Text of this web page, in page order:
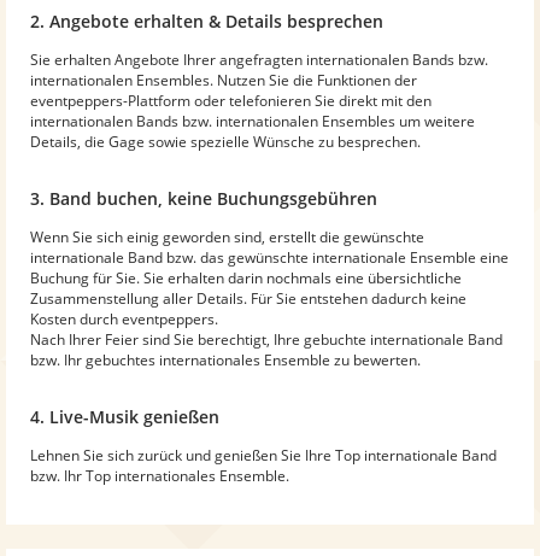
2. Angebote erhalten & Details besprechen
Sie erhalten Angebote Ihrer angefragten internationalen Bands bzw.
internationalen Ensembles. Nutzen Sie die Funktionen der
eventpeppers-Plattform oder telefonieren Sie direkt mit den
internationalen Bands bzw. internationalen Ensembles um weitere
Details, die Gage sowie spezielle Wünsche zu besprechen.
3. Band buchen, keine Buchungsgebühren
Wenn Sie sich einig geworden sind, erstellt die gewünschte
internationale Band bzw. das gewünschte internationale Ensemble eine
Buchung für Sie. Sie erhalten darin nochmals eine übersichtliche
Zusammenstellung aller Details. Für Sie entstehen dadurch keine
Kosten durch eventpeppers.
Nach Ihrer Feier sind Sie berechtigt, Ihre gebuchte internationale Band
bzw. Ihr gebuchtes internationales Ensemble zu bewerten.
4. Live-Musik genießen
Lehnen Sie sich zurück und genießen Sie Ihre Top internationale Band
bzw. Ihr Top internationales Ensemble.